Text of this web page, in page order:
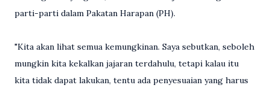
parti-parti dalam Pakatan Harapan (PH).
"Kita akan lihat semua kemungkinan. Saya sebutkan, seboleh
mungkin kita kekalkan jajaran terdahulu, tetapi kalau itu
kita tidak dapat lakukan, tentu ada penyesuaian yang harus